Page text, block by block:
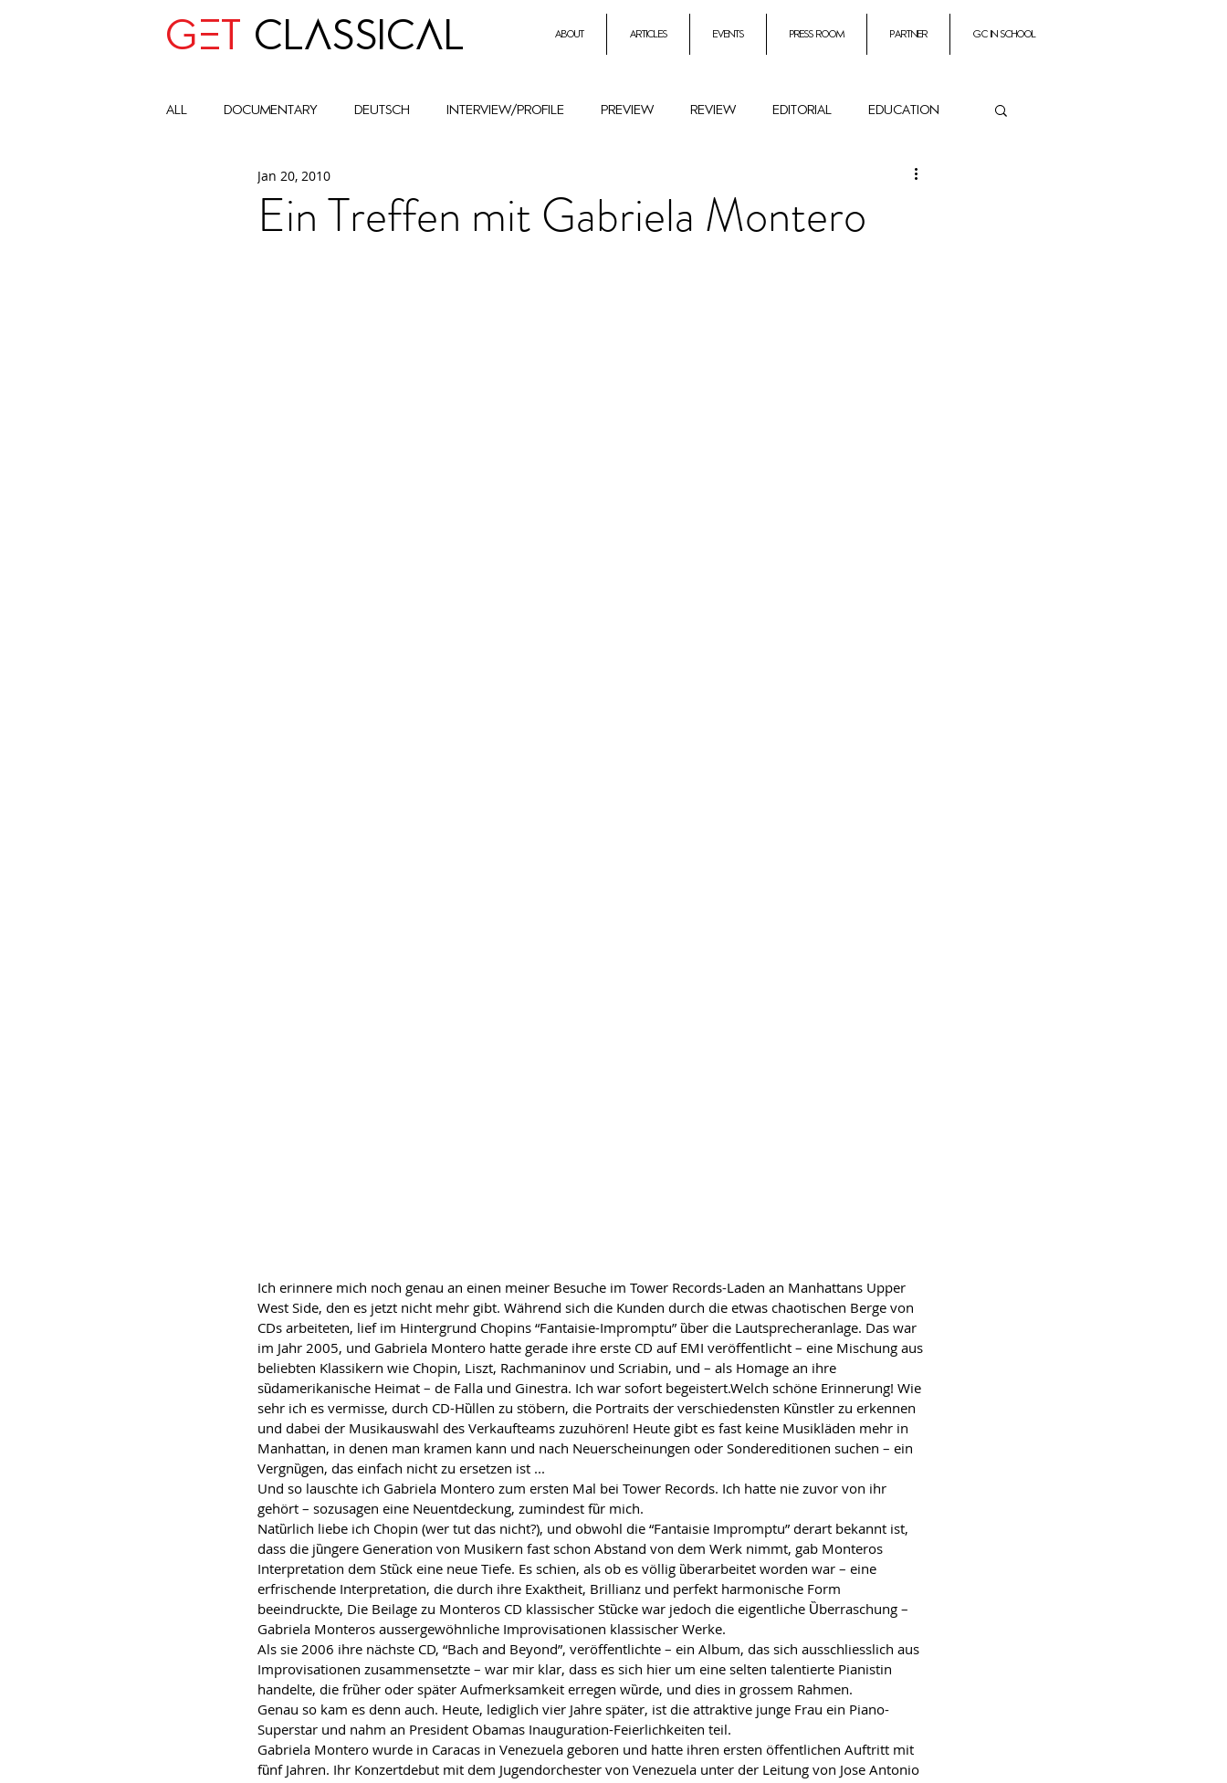
GET CLASSICAL about articles events press room partner GC In School
all Documentary deutsch interview/profile preview review editorial education
advocay One World
Ein Treffen mit Gabriela Montero
Jan 20, 2010
Ich erinnere mich noch genau an einen meiner Besuche im Tower Records-Laden an Manhattans Upper
West Side, den es jetzt nicht mehr gibt. Wӓhrend sich die Kunden durch die etwas chaotischen Berge von
CDs arbeiteten, lief im Hintergrund Chopins “Fantaisie-Impromptu” ȕber die Lautsprecheranlage. Das war
im Jahr 2005, und Gabriela Montero hatte gerade ihre erste CD auf EMI verӧffentlicht – eine Mischung aus
beliebten Klassikern wie Chopin, Liszt, Rachmaninov und Scriabin, und – als Homage an ihre
sȕdamerikanische Heimat – de Falla und Ginestra. Ich war sofort begeistert.Welch schӧne Erinnerung! Wie
sehr ich es vermisse, durch CD-Hȕllen zu stӧbern, die Portraits der verschiedensten Kȕnstler zu erkennen
und dabei der Musikauswahl des Verkaufteams zuzuhӧren! Heute gibt es fast keine Musiklӓden mehr in
Manhattan, in denen man kramen kann und nach Neuerscheinungen oder Sondereditionen suchen – ein
Vergnȕgen, das einfach nicht zu ersetzen ist ...
Und so lauschte ich Gabriela Montero zum ersten Mal bei Tower Records. Ich hatte nie zuvor von ihr
gehӧrt – sozusagen eine Neuentdeckung, zumindest fȕr mich.
Natȕrlich liebe ich Chopin (wer tut das nicht?), und obwohl die “Fantaisie Impromptu” derart bekannt ist,
dass die jȕngere Generation von Musikern fast schon Abstand von dem Werk nimmt, gab Monteros
Interpretation dem Stȕck eine neue Tiefe. Es schien, als ob es vӧllig ȕberarbeitet worden war – eine
erfrischende Interpretation, die durch ihre Exaktheit, Brillianz und perfekt harmonische Form
beeindruckte, Die Beilage zu Monteros CD klassischer Stȕcke war jedoch die eigentliche Ȕberraschung –
Gabriela Monteros aussergewӧhnliche Improvisationen klassischer Werke.
Als sie 2006 ihre nӓchste CD, “Bach and Beyond”, verӧffentlichte – ein Album, das sich ausschliesslich aus
Improvisationen zusammensetzte – war mir klar, dass es sich hier um eine selten talentierte Pianistin
handelte, die frȕher oder spӓter Aufmerksamkeit erregen wȕrde, und dies in grossem Rahmen.
Genau so kam es denn auch. Heute, lediglich vier Jahre spӓter, ist die attraktive junge Frau ein Piano-
Superstar und nahm an President Obamas Inauguration-Feierlichkeiten teil.
Gabriela Montero wurde in Caracas in Venezuela geboren und hatte ihren ersten ӧffentlichen Auftritt mit
fȕnf Jahren. Ihr Konzertdebut mit dem Jugendorchester von Venezuela unter der Leitung von Jose Antonio